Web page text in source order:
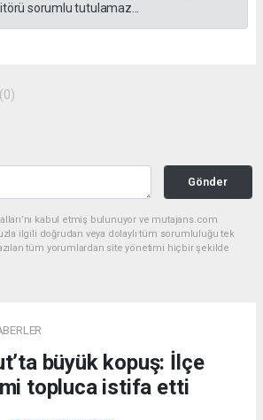
sorumlu tutulamaz...
(0)
Gönder
kabul etmiş bulunuyor ve mutajans.com
ilgili doğrudan veya dolaylı tüm sorumluluğu tek
tüm yorumlardan site yönetimi hiçbir şekilde
büyük kopuş: İlçe
topluca istifa etti